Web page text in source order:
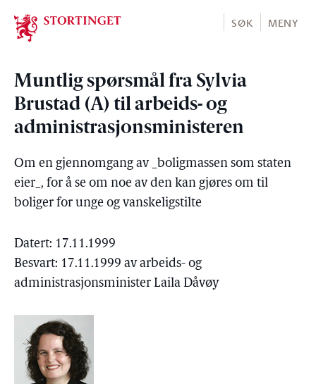
Stortinget.no
SØK MENY
Muntlig spørsmål fra Sylvia
Brustad (A) til arbeids- og
administrasjonsministeren
Om en gjennomgang av _boligmassen som staten
eier_, for å se om noe av den kan gjøres om til
boliger for unge og vanskeligstilte
Datert: 17.11.1999
Besvart: 17.11.1999 av arbeids- og
administrasjonsminister Laila Dåvøy